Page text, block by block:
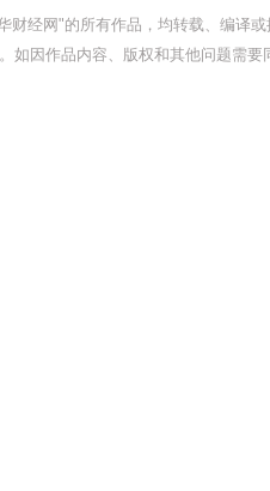
财经网"的所有作品，均转载、编译
如因作品内容、版权和其他问题需